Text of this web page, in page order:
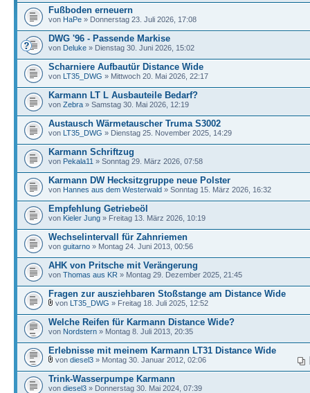
Fußboden erneuern
von HaPe » Donnerstag 23. Juli 2026, 17:08
DWG '96 - Passende Markise
von Deluke » Dienstag 30. Juni 2026, 15:02
Scharniere Aufbautür Distance Wide
von LT35_DWG » Mittwoch 20. Mai 2026, 22:17
Karmann LT L Ausbauteile Bedarf?
von Zebra » Samstag 30. Mai 2026, 12:19
Austausch Wärmetauscher Truma S3002
von LT35_DWG » Dienstag 25. November 2025, 14:29
Karmann Schriftzug
von Pekala11 » Sonntag 29. März 2026, 07:58
Karmann DW Hecksitzgruppe neue Polster
von Hannes aus dem Westerwald » Sonntag 15. März 2026, 16:32
Empfehlung Getriebeöl
von Kieler Jung » Freitag 13. März 2026, 10:19
Wechselintervall für Zahnriemen
von guitarno » Montag 24. Juni 2013, 00:56
AHK von Pritsche mit Verängerung
von Thomas aus KR » Montag 29. Dezember 2025, 21:45
Fragen zur ausziehbaren Stoßstange am Distance Wide
von LT35_DWG » Freitag 18. Juli 2025, 12:52
Welche Reifen für Karmann Distance Wide?
von Nordstern » Montag 8. Juli 2013, 20:35
Erlebnisse mit meinem Karmann LT31 Distance Wide
von diesel3 » Montag 30. Januar 2012, 02:06
Trink-Wasserpumpe Karmann
von diesel3 » Donnerstag 30. Mai 2024, 07:39